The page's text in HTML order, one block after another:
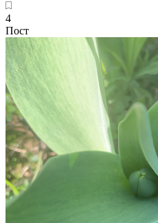
4
Пост